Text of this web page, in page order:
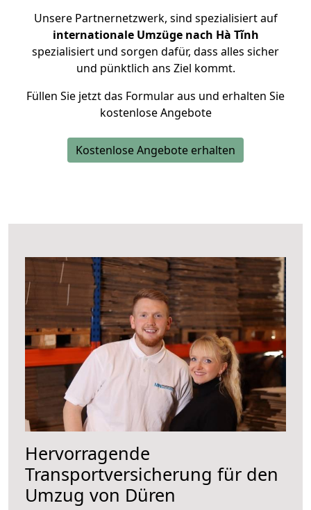
Unsere Partnernetzwerk, sind spezialisiert auf
internationale Umzüge nach Hà Tĩnh
spezialisiert und sorgen dafür, dass alles sicher
und pünktlich ans Ziel kommt.
Füllen Sie jetzt das Formular aus und erhalten Sie
kostenlose Angebote
Kostenlose Angebote erhalten
Hervorragende
Transportversicherung für den
Umzug von Düren